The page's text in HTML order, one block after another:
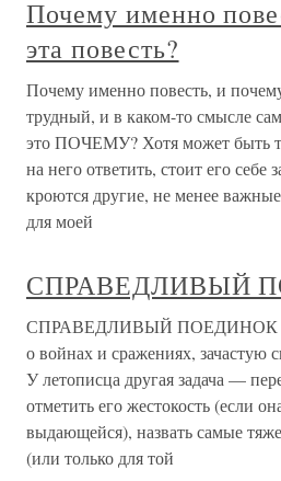
Почему именно
эта повесть?
Почему именно повесть, и
трудный, и в каком-то смысле
это ПОЧЕМУ? Хотя может быть
на него ответить, стоит его себе
кроются другие, не менее
для моей
СПРАВЕДЛИВЫЙ
СПРАВЕДЛИВЫЙ ПОЕДИНОК
о войнах и сражениях, зачастую
У летописца другая задача —
отметить его жестокость (если
выдающейся), назвать самые
(или только для той